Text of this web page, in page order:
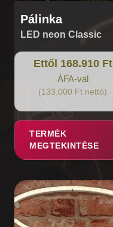
Pálinka
LED neon Classic
Ettől 168.910 Ft
ÁFA-val
(133.000 Ft nettó)
TERMÉK
MEGTEKINTÉSE